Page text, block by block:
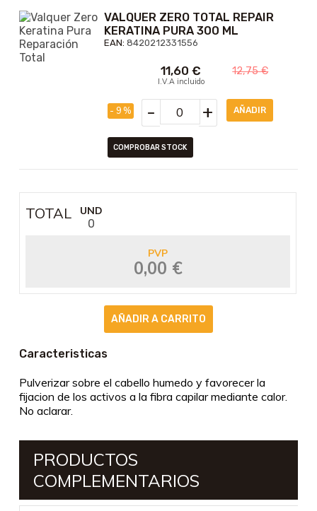
VALQUER ZERO TOTAL REPAIR
KERATINA PURA 300 ML
EAN: 8420212331556
11,60 €
I.V.A incluido
12,75€
- 9 % - +
COMPROBAR STOCK
TOTAL UND
0
PVP
0,00 €
Caracteristicas
Pulverizar sobre el cabello humedo y favorecer la
fijacion de los activos a la fibra capilar mediante calor.
No aclarar.
PRODUCTOS
COMPLEMENTARIOS